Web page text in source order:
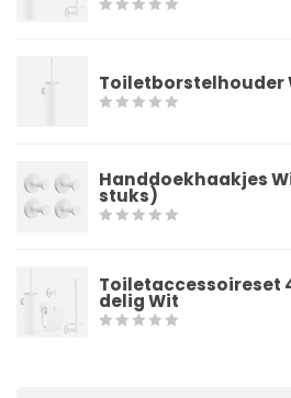
Toiletborstelhouder
Handdoekhaakjes
stuks)
Toiletaccessoireset
delig Wit